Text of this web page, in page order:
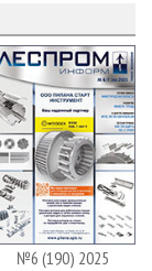
№6 (190) 2025